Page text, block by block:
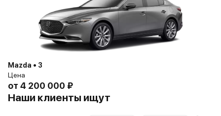
Mazda • 3
Цена
от 4 200 000 ₽
Наши клиенты ищут